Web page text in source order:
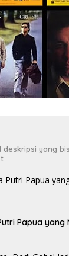
deskripsi yang
Papua yang